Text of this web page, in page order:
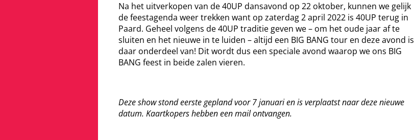
Na het uitverkopen van de 40UP dansavond op 22 oktober, kunnen we gelijk
de feestagenda weer trekken want op zaterdag 2 april 2022 is 40UP terug in
Paard. Geheel volgens de 40UP traditie geven we – om het oude jaar af te
sluiten en het nieuwe in te luiden – altijd een BIG BANG tour en deze avond is
daar onderdeel van! Dit wordt dus een speciale avond waarop we ons BIG
BANG feest in beide zalen vieren.
Deze show stond eerste gepland voor 7 januari en is verplaatst naar deze nieuwe
datum. Kaartkopers hebben een mail ontvangen.